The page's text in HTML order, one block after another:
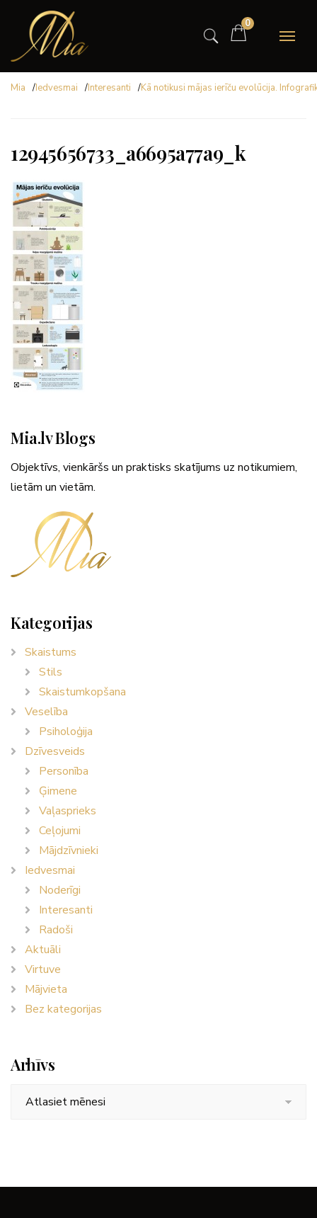
0
Mia /Iedvesmai /Interesanti /Kā notikusi mājas ierīču evolūcija.
12945656733_a6695a77a9_k
Mia.lv Blogs
Objektīvs, vienkāršs un praktisks skatījums uz notikumiem,
lietām un vietām.
Kategorijas
Skaistums
Stils
Skaistumkopšana
Veselība
Psiholoģija
Dzīvesveids
Personība
Ģimene
Vaļasprieks
Ceļojumi
Mājdzīvnieki
Iedvesmai
Noderīgi
Interesanti
Radoši
Aktuāli
Virtuve
Mājvieta
Bez kategorijas
Arhīvs